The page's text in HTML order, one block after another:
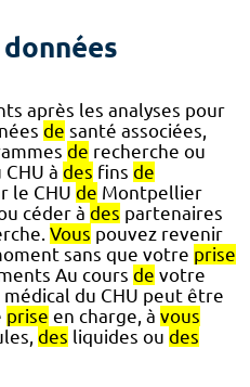
après les analyses pour
de santé associées,
de recherche ou
à des fins de
le CHU de Montpellier
céder à des partenaires
Vous pouvez revenir
sans que votre prise
Au cours de votre
du CHU peut être
prise en charge, à vous
des liquides ou des